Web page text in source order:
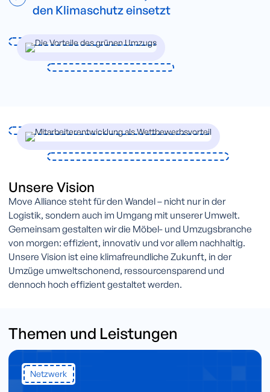
den Klimaschutz einsetzt
Unsere Vision
Move Alliance steht für den Wandel – nicht nur in der
Logistik, sondern auch im Umgang mit unserer Umwelt.
Gemeinsam gestalten wir die Möbel- und Umzugsbranche
von morgen: effizient, innovativ und vor allem nachhaltig.
Unsere Vision ist eine klimafreundliche Zukunft, in der
Umzüge umweltschonend, ressourcensparend und
dennoch hoch effizient gestaltet werden.
Themen und Leistungen
Netzwerk